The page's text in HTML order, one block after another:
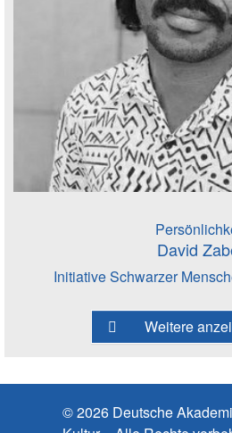
David
Initiative Schwarzer
Weitere
© 2026 Deutsche